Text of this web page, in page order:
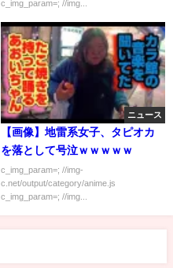
c_img_param=; //img...
ニュース
【画像】地雷系女子、タピオカ
を落として号泣ｗｗｗｗｗ
c_img_param=; //img-
c.net/output/category/anime.js
c_img_param=; //img...